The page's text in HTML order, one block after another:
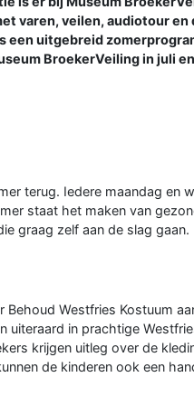
varen, veilen, audiotour
een uitgebreid
BroekerVeiling in juli
terug. Iedere maandag en
staat het maken van
graag zelf aan de slag gaan.
Behoud Westfries Kostuum
uiteraard in prachtige
krijgen uitleg over de
de kinderen ook een